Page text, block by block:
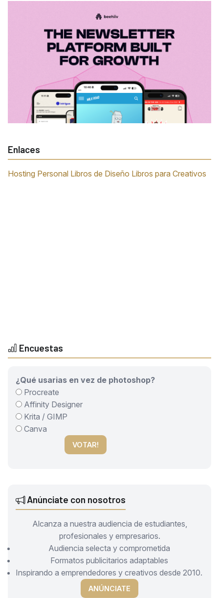
Enlaces
Hosting Personal Libros de Diseño Libros para Creativos
Encuestas
¿Qué usarias en vez de photoshop?
Procreate
Affinity Designer
Krita / GIMP
Canva
VOTAR!
Anúnciate con nosotros
Alcanza a nuestra audiencia de estudiantes,
profesionales y empresarios.
Audiencia selecta y comprometida
Formatos publicitarios adaptables
Inspirando a emprendedores y creativos desde 2010.
ANÚNCIATE